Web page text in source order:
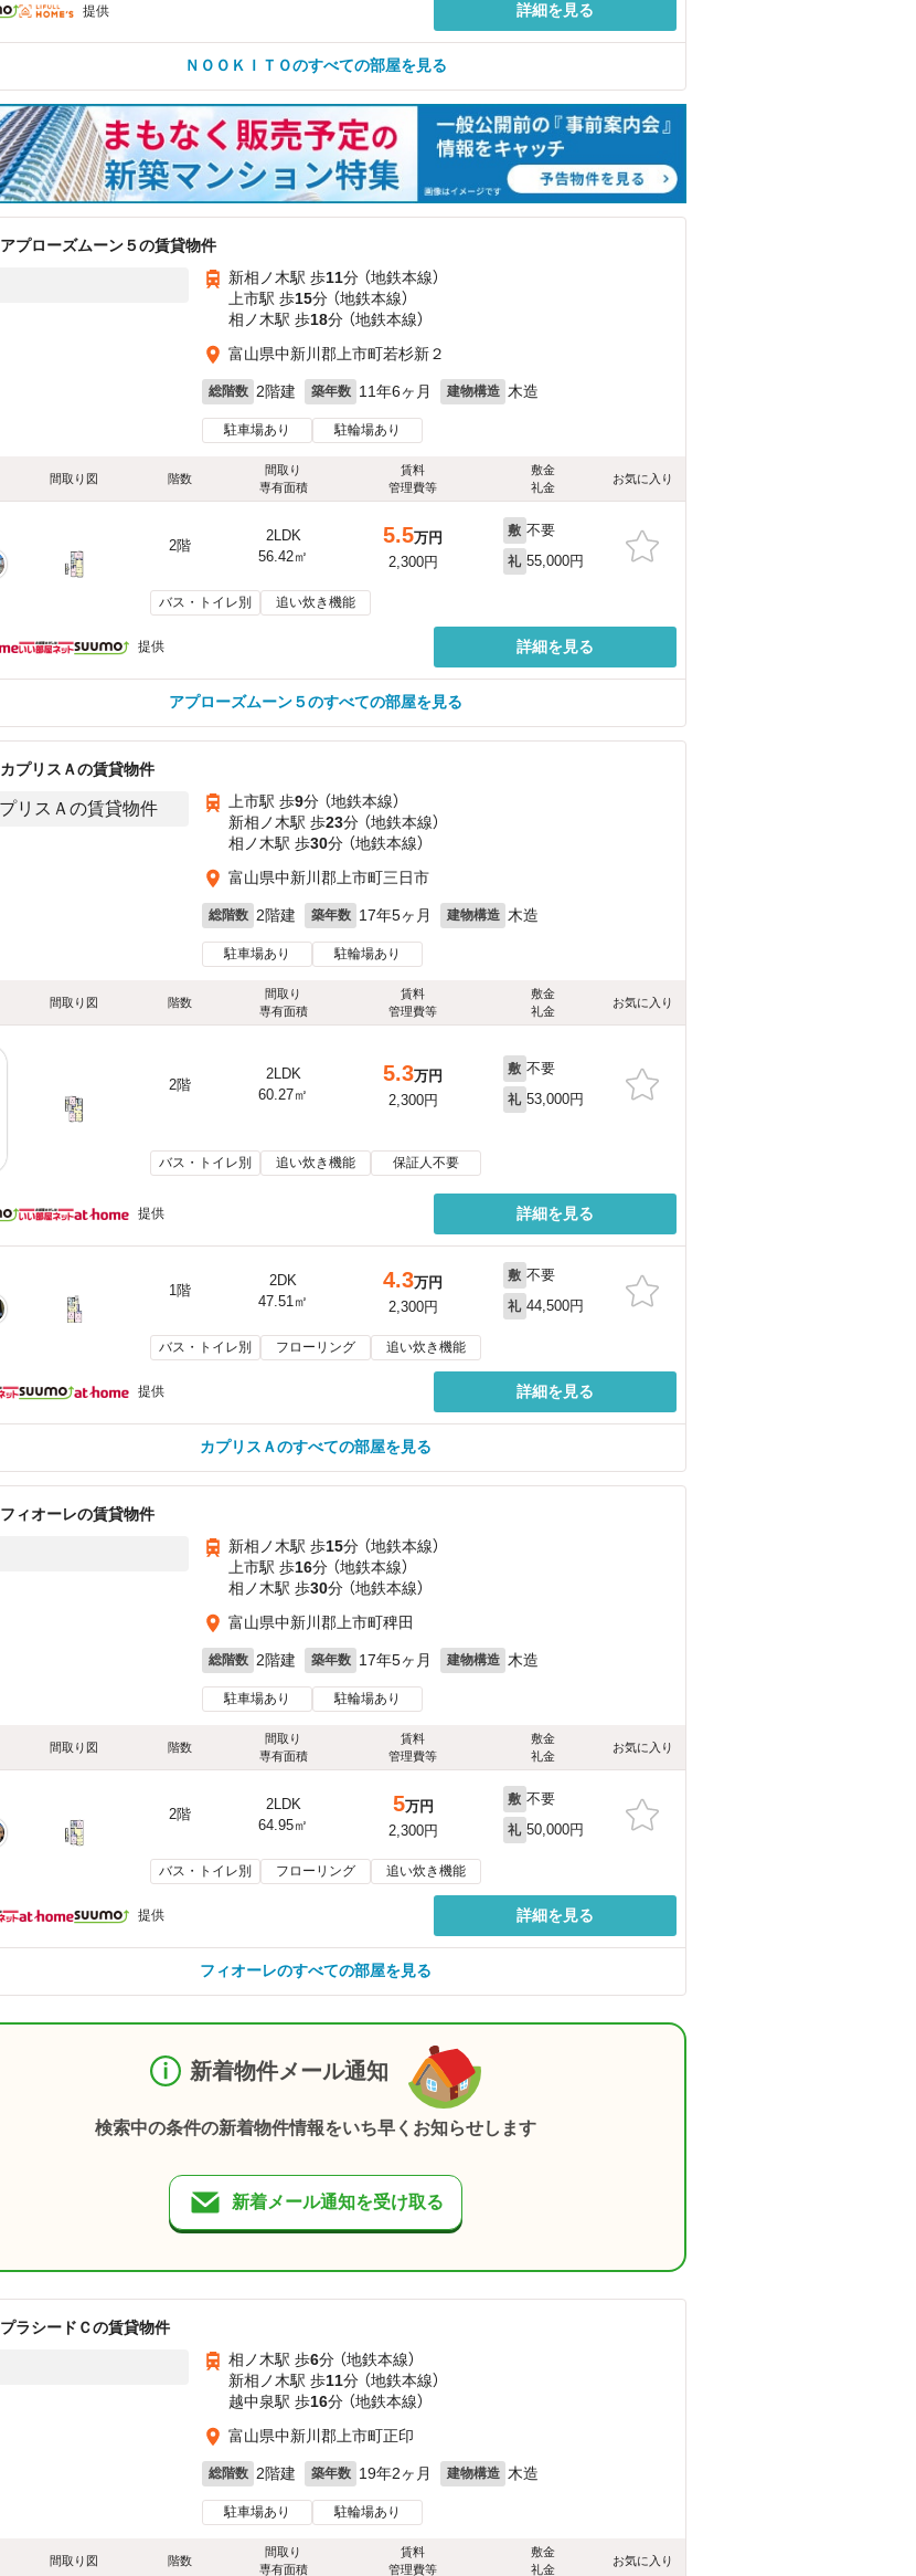
提供 詳細を見る
ＮＯＯＫＩＴＯのすべての部屋を見る
アプローズムーン５の賃貸物件
新相ノ木駅 歩11分 （地鉄本線）
上市駅 歩15分 （地鉄本線）
相ノ木駅 歩18分 （地鉄本線）
富山県中新川郡上市町若杉新２
総階数 2階建 築年数 11年6ヶ月 建物構造 木造
駐車場あり 駐輪場あり
間取り図 階数
間取り
専有面積
賃料
管理費等
敷金
礼金
お気に入り
2階
2LDK
56.42㎡
5.5万円
2,300円
敷 不要
礼 55,000円
バス・トイレ別 追い炊き機能
提供 詳細を見る
アプローズムーン５のすべての部屋を見る
カプリスＡの賃貸物件
上市駅 歩9分 （地鉄本線）
新相ノ木駅 歩23分 （地鉄本線）
相ノ木駅 歩30分 （地鉄本線）
富山県中新川郡上市町三日市
総階数 2階建 築年数 17年5ヶ月 建物構造 木造
駐車場あり 駐輪場あり
間取り図 階数
間取り
専有面積
賃料
管理費等
敷金
礼金
お気に入り
2階
2LDK
60.27㎡
5.3万円
2,300円
敷 不要
礼 53,000円
バス・トイレ別 追い炊き機能 保証人不要
提供 詳細を見る
1階
2DK
47.51㎡
4.3万円
2,300円
敷 不要
礼 44,500円
バス・トイレ別 フローリング 追い炊き機能
提供 詳細を見る
カプリスＡのすべての部屋を見る
フィオーレの賃貸物件
新相ノ木駅 歩15分 （地鉄本線）
上市駅 歩16分 （地鉄本線）
相ノ木駅 歩30分 （地鉄本線）
富山県中新川郡上市町稗田
総階数 2階建 築年数 17年5ヶ月 建物構造 木造
駐車場あり 駐輪場あり
間取り図 階数
間取り
専有面積
賃料
管理費等
敷金
礼金
お気に入り
2階
2LDK
64.95㎡
5万円
2,300円
敷 不要
礼 50,000円
バス・トイレ別 フローリング 追い炊き機能
提供 詳細を見る
フィオーレのすべての部屋を見る
新着物件メール通知
検索中の条件の新着物件情報をいち早くお知らせします
新着メール通知を受け取る
プラシードＣの賃貸物件
相ノ木駅 歩6分 （地鉄本線）
新相ノ木駅 歩11分 （地鉄本線）
越中泉駅 歩16分 （地鉄本線）
富山県中新川郡上市町正印
総階数 2階建 築年数 19年2ヶ月 建物構造 木造
駐車場あり 駐輪場あり
間取り図 階数
間取り
専有面積
賃料
管理費等
敷金
礼金
お気に入り